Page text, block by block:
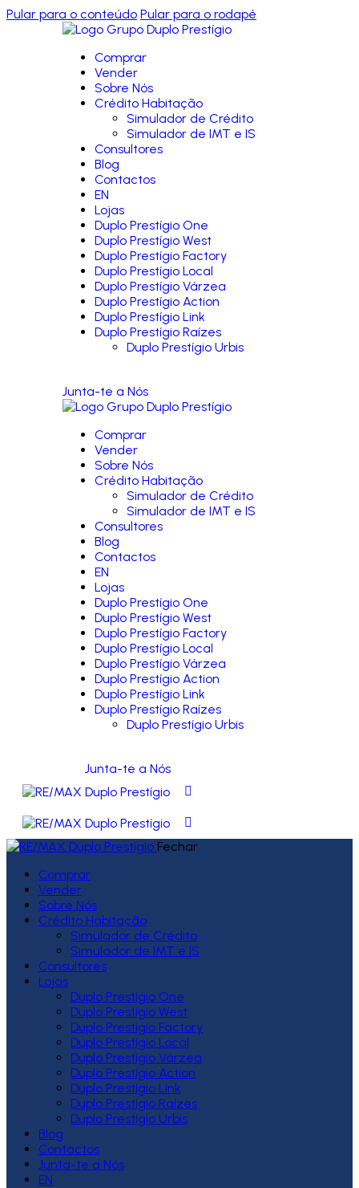
Pular para o conteúdo Pular para o rodapé
Comprar
Vender
Sobre Nós
Crédito Habitação
Simulador de Crédito
Simulador de IMT e IS
Consultores
Blog
Contactos
EN
Lojas
Duplo Prestígio One
Duplo Prestígio West
Duplo Prestígio Factory
Duplo Prestígio Local
Duplo Prestígio Várzea
Duplo Prestígio Action
Duplo Prestígio Link
Duplo Prestígio Raízes
Duplo Prestígio Urbis
Junta-te a Nós
Comprar
Vender
Sobre Nós
Crédito Habitação
Simulador de Crédito
Simulador de IMT e IS
Consultores
Blog
Contactos
EN
Lojas
Duplo Prestígio One
Duplo Prestígio West
Duplo Prestígio Factory
Duplo Prestígio Local
Duplo Prestígio Várzea
Duplo Prestígio Action
Duplo Prestígio Link
Duplo Prestígio Raízes
Duplo Prestígio Urbis
Junta-te a Nós
Fechar
Comprar
Vender
Sobre Nós
Crédito Habitação
Simulador de Crédito
Simulador de IMT e IS
Consultores
Lojas
Duplo Prestígio One
Duplo Prestígio West
Duplo Prestígio Factory
Duplo Prestígio Local
Duplo Prestígio Várzea
Duplo Prestígio Action
Duplo Prestígio Link
Duplo Prestígio Raízes
Duplo Prestígio Urbis
Blog
Contactos
Junta-te a Nós
EN